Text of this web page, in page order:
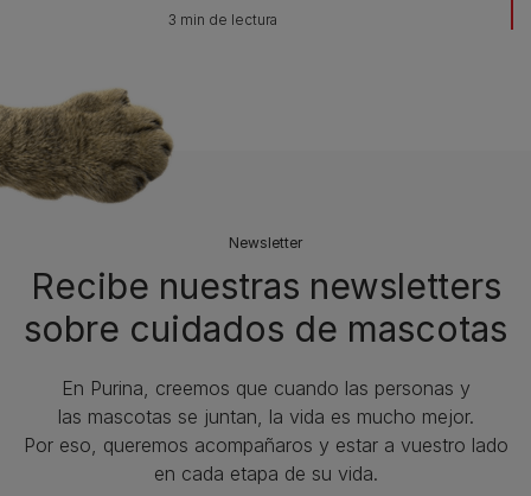
3 min de lectura
Newsletter
Recibe nuestras newsletters
sobre cuidados de mascotas​
En Purina, creemos que cuando las personas y
las mascotas se juntan, la vida es mucho mejor.
Por eso, queremos acompañaros y estar a vuestro lado
en cada etapa de su vida.​